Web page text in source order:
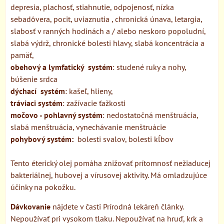
depresia, plachosť, stiahnutie, odpojenosť, nízka
sebadôvera, pocit, uviaznutia , chronická únava, letargia,
slabosť v ranných hodinách a / alebo neskoro popoludní,
slabá výdrž, chronické bolesti hlavy, slabá koncentrácia a
pamäť,
obehový a lymfatický systém: studené ruky a nohy,
búšenie srdca
dýchací systém: kašeľ, hlieny,
tráviaci systém: zažívacie ťažkosti
močovo - pohlavný systém: nedostatočná menštruácia,
slabá menštruácia, vynechávanie menštruácie
pohybový systém: bolesti svalov, bolesti kĺbov
Tento éterický olej pomáha znižovať prítomnosť nežiaducej
bakteriálnej, hubovej a vírusovej aktivity. Má omladzujúce
účinky na pokožku.
Dávkovanie nájdete v časti Prírodná lekáreň články.
Nepoužívať pri vysokom tlaku. Nepoužívať na hruď, krk a